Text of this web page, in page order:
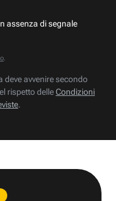
assenza di segnale
.
deve avvenire secondo
rispetto delleCondizioni
.